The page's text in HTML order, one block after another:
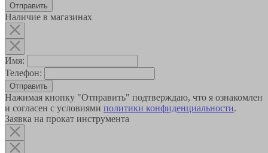
Наличие в магазинах
Имя:
Телефон:
Отправить
Нажимая кнопку "Отправить" подтверждаю, что я ознакомлен
и согласен с условиями политики конфиденциальности.
Заявка на прокат инструмента